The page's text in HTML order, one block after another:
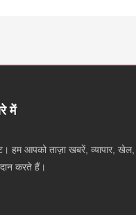
में
हम आपको ताज़ा खबरें, व्यापार, खेल,
करते हैं।